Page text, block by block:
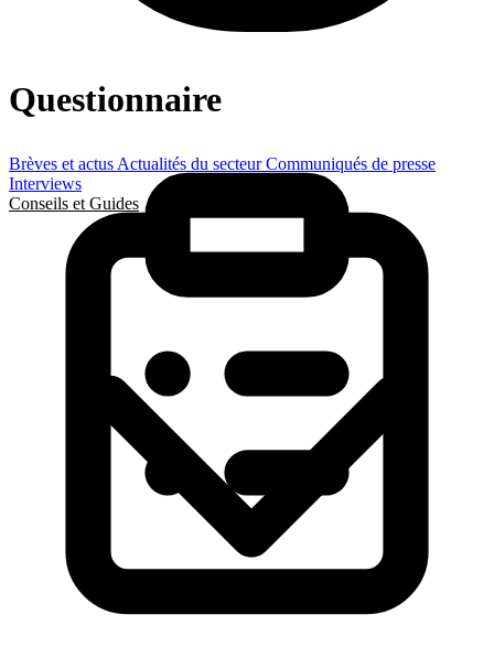
Brèves et actus Actualités du secteurCommuniqués de presse
Interviews
Conseils et Guides
Questionnaire